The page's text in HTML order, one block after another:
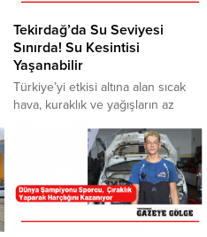
fiyatların çok yetersiz olduğunu ve
çiftçinin endişeleri dikkate...
Tekirdağ’da Su Seviyesi
Sınırda! Su Kesintisi
Yaşanabilir
Türkiye’yi etkisi altına alan sıcak
hava, kuraklık ve yağışların az
bulunan yer altı ve yer üstü su
kaynaklarında düşüş yaşanıyor.
Tekirdağ’da bulunan barajlar ve
göletlerde ki su seviyelerinin
sınırda olduğu, su kesintileriyle